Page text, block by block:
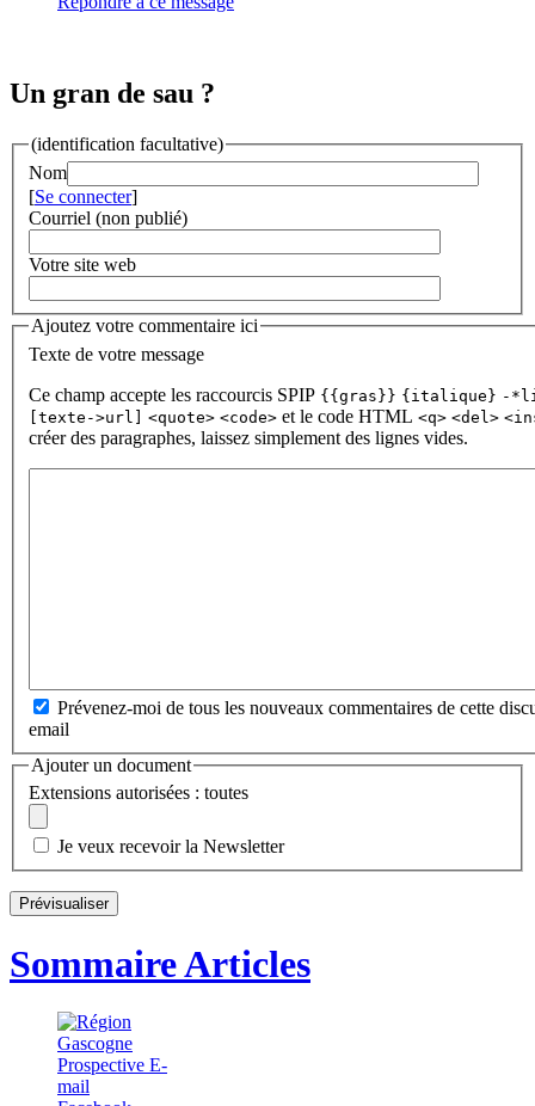
Un gran de sau ?
(identification facultative)
Nom
[Se connecter]
Courriel (non publié)
Votre site web
Ajoutez votre commentaire ici
Texte de votre message
Ce champ accepte les raccourcis SPIP {{gras}} {italique} -
[texte->url]
<quote> <code> et le code HTML <q> <del>
créer des paragraphes, laissez simplement des lignes vides.
Prévenez-moi de tous les nouveaux commentaires de cette
email
Ajouter un document
Extensions autorisées : toutes
Je veux recevoir la Newsletter
Sommaire Articles